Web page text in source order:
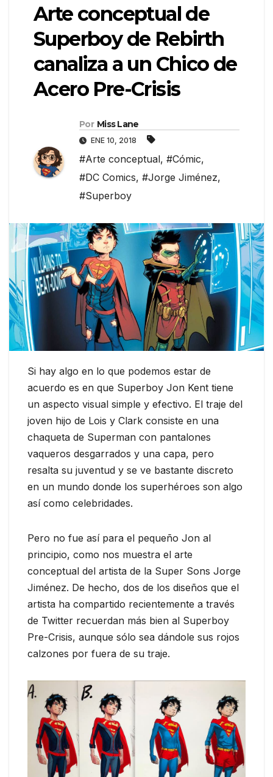
Arte conceptual de
Superboy de Rebirth
canaliza a un Chico de
Acero Pre-Crisis
Por Miss Lane
ENE 10, 2018
#Arte conceptual, #Cómic,
#DC Comics, #Jorge Jiménez,
#Superboy
Si hay algo en lo que podemos estar de
acuerdo es en que Superboy Jon Kent tiene
un aspecto visual simple y efectivo. El traje del
joven hijo de Lois y Clark consiste en una
chaqueta de Superman con pantalones
vaqueros desgarrados y una capa, pero
resalta su juventud y se ve bastante discreto
en un mundo donde los superhéroes son algo
así como celebridades.
Pero no fue así para el pequeño Jon al
principio, como nos muestra el arte
conceptual del artista de la Super Sons Jorge
Jiménez. De hecho, dos de los diseños que el
artista ha compartido recientemente a través
de Twitter recuerdan más bien al Superboy
Pre-Crisis, aunque sólo sea dándole sus rojos
calzones por fuera de su traje.